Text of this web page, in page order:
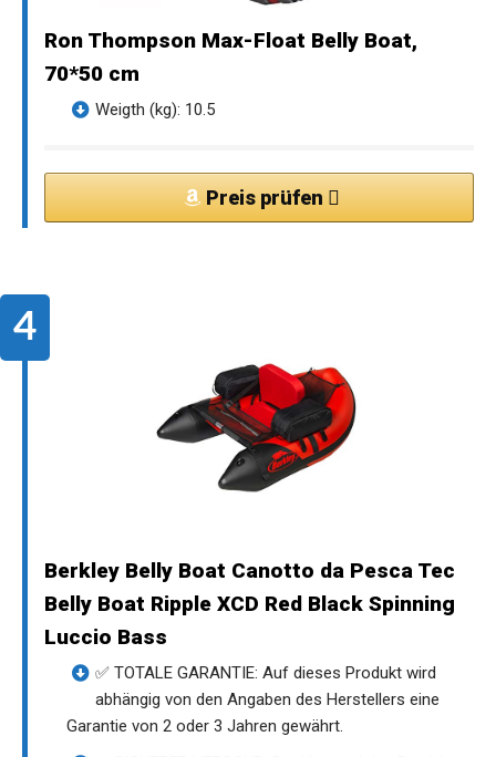
Ron Thompson Max-Float Belly Boat,
70*50 cm
Weigth (kg): 10.5
Preis prüfen
Berkley Belly Boat Canotto da Pesca Tec
Belly Boat Ripple XCD Red Black Spinning
Luccio Bass
✅ TOTALE GARANTIE: Auf dieses Produkt wird
abhängig von den Angaben des Herstellers eine
Garantie von 2 oder 3 Jahren gewährt.